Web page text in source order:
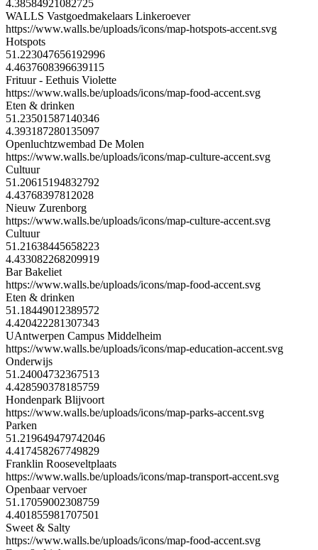
4.38584921082725
WALLS Vastgoedmakelaars Linkeroever
https://www.walls.be/uploads/icons/map-hotspots-accent.svg
Hotspots
51.223047656192996
4.4637608396639115
Frituur - Eethuis Violette
https://www.walls.be/uploads/icons/map-food-accent.svg
Eten & drinken
51.23501587140346
4.393187280135097
Openluchtzwembad De Molen
https://www.walls.be/uploads/icons/map-culture-accent.svg
Cultuur
51.20615194832792
4.43768397812028
Nieuw Zurenborg
https://www.walls.be/uploads/icons/map-culture-accent.svg
Cultuur
51.21638445658223
4.433082268209919
Bar Bakeliet
https://www.walls.be/uploads/icons/map-food-accent.svg
Eten & drinken
51.18449012389572
4.420422281307343
UAntwerpen Campus Middelheim
https://www.walls.be/uploads/icons/map-education-accent.svg
Onderwijs
51.24004732367513
4.428590378185759
Hondenpark Blijvoort
https://www.walls.be/uploads/icons/map-parks-accent.svg
Parken
51.219649479742046
4.417458267749829
Franklin Rooseveltplaats
https://www.walls.be/uploads/icons/map-transport-accent.svg
Openbaar vervoer
51.17059002308759
4.401855981707501
Sweet & Salty
https://www.walls.be/uploads/icons/map-food-accent.svg